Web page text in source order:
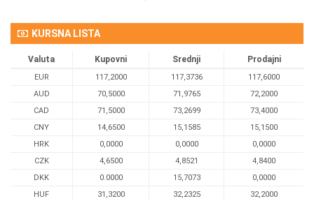
KURSNA LISTA
Valuta Kupovni Srednji Prodajni
EUR 117,2000 117,3736
117,6000
AUD
70,5000 71,9765
72,2000
CAD
71,5000 73,2699
73,4000
CNY
14,6500 15,1585
15,1500
HRK
0,0000 0,0000
0,0000
CZK
4,6500 4,8521
4,8400
DKK
0.0000 15,7073
0,0000
HUF
31,3200 32,2325 32,2000